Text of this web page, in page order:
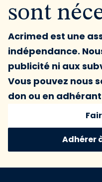
sont
Acrimed est une
indépendance.
publicité ni aux
Vous pouvez nous
don ou en
Adhérer